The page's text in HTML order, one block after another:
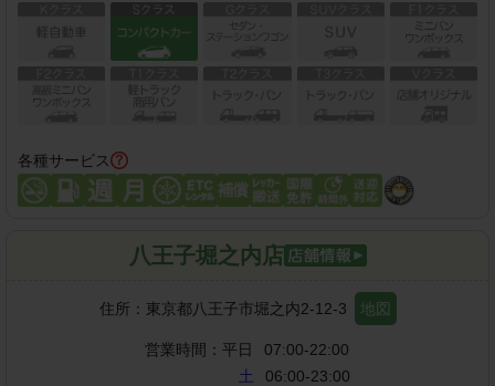
各種サービス
八王子堀之内店
住所： 東京都八王子市堀之内2-12-3 地図
営業時間： 平日
07:00-22:00
土
06:00-23:00